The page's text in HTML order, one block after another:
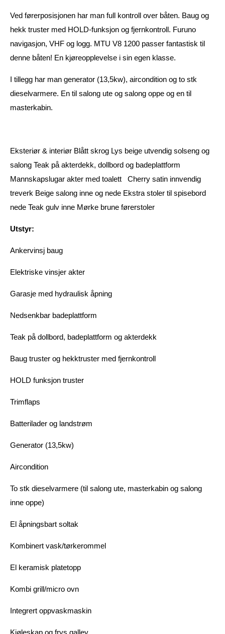
Ved førerposisjonen har man full kontroll over båten. Baug og
hekk truster med HOLD-funksjon og fjernkontroll. Furuno
navigasjon, VHF og logg. MTU V8 1200 passer fantastisk til
denne båten! En kjøreopplevelse i sin egen klasse.
I tillegg har man generator (13,5kw), aircondition og to stk
dieselvarmere. En til salong ute og salong oppe og en til
masterkabin.
Eksteriør & interiør Blått skrog Lys beige utvendig solseng og
salong Teak på akterdekk, dollbord og badeplattform
Mannskapslugar akter med toalett Cherry satin innvendig
treverk Beige salong inne og nede Ekstra stoler til spisebord
nede Teak gulv inne Mørke brune førerstoler
Utstyr:
Ankervinsj baug
Elektriske vinsjer akter
Garasje med hydraulisk åpning
Nedsenkbar badeplattform
Teak på dollbord, badeplattform og akterdekk
Baug truster og hekktruster med fjernkontroll
HOLD funksjon truster
Trimflaps
Batterilader og landstrøm
Generator (13,5kw)
Aircondition
To stk dieselvarmere (til salong ute, masterkabin og salong
inne oppe)
El åpningsbart soltak
Kombinert vask/tørkerommel
El keramisk platetopp
Kombi grill/micro ovn
Integrert oppvaskmaskin